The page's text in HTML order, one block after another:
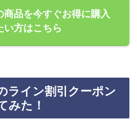
商品を今すぐお得に購入
い方はこちら
ライン割引クーポン
みた！